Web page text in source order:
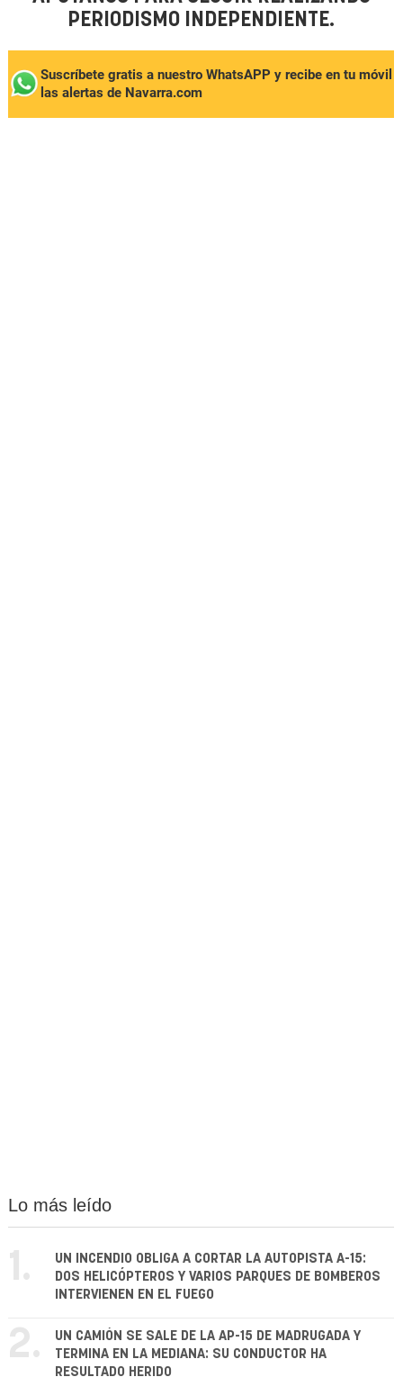
PERIODISMO INDEPENDIENTE.
Suscríbete gratis a nuestro WhatsAPP y recibe en tu móvil
las alertas de Navarra.com
Lo más leído
1.
UN INCENDIO OBLIGA A CORTAR LA AUTOPISTA A-15:
DOS HELICÓPTEROS Y VARIOS PARQUES DE BOMBEROS
INTERVIENEN EN EL FUEGO
2.
UN CAMIÓN SE SALE DE LA AP-15 DE MADRUGADA Y
TERMINA EN LA MEDIANA: SU CONDUCTOR HA
RESULTADO HERIDO